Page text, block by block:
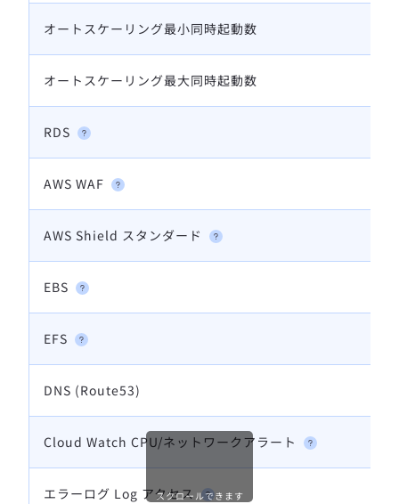
オートスケーリング最小同時起動数
オートスケーリング最大同時起動数
RDS
AWS WAF
AWS Shield スタンダード
EBS
EFS
DNS (Route53)
Cloud Watch CPU/ネットワークアラート
エラーログ Log アクセススクロールできます